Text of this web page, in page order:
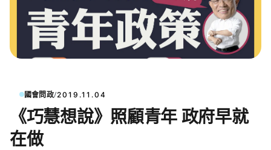
國會問政/2019.11.04
《巧慧想說》照顧青年 政府早就
在做